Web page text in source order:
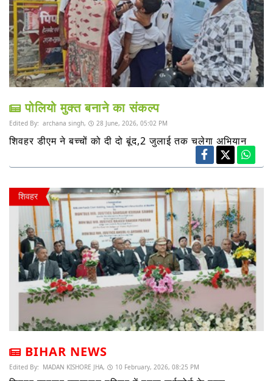
पोलियो मुक्त बनाने का संकल्प
Edited By: archana singh, 28 June, 2026, 05:02 PM
शिवहर डीएम ने बच्चों को दी दो बूंद,2 जुलाई तक चलेगा अभियान
शिवहर
BIHAR NEWS
Edited By: MADAN KISHORE JHA, 10 February, 2026, 08:25 PM